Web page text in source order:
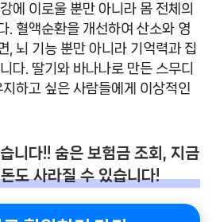
에 이로울 뿐만 아니라 몸 전체의
. 혈액순환을 개선하여 산소와 영
, 뇌 기능 뿐만 아니라 기억력과 집
다. 딸기와 바나나로 만든 스무디
하고 싶은 사람들에게 이상적인
니다!! 숨은 보험금 조회, 지금
도 사라질 수 있습니다!